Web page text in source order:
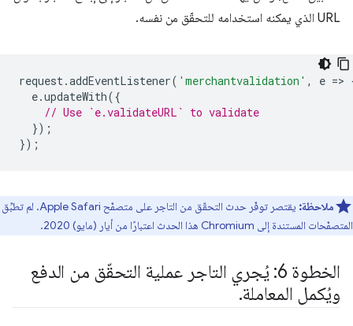
URL الذي يمكنه استخدامه للتحقّق من نفسه.
request.addEventListener( 'merchantvalidation' , e =>
e.updateWith({
// Use `e.validateURL` to validate
});
});
ملاحظة:
يقتصر توفّر حدث التحقّق من التاجر على متصفّح Apple Safari. لم تطبِّق
المتصفّحات المستندة إلى Chromium هذا الحدث اعتبارًا من أيار (مايو) 2020.
الخطوة 6: يُجري التاجر عملية التحقّق من الدفع
ويُكمل المعاملة.